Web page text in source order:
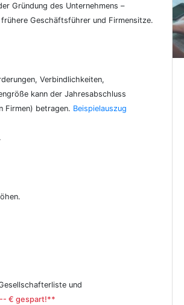
Gründung des Unternehmens –
Geschäftsführer und Firmensitze.
Verbindlichkeiten,
kann der Jahresabschluss
Firmen) betragen. Beispielauszug
und
€ gespart!**